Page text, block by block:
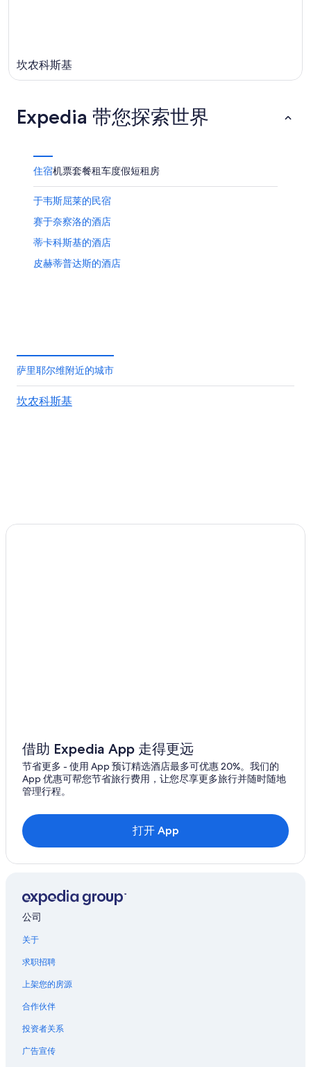
坎农科斯基
Expedia 带您探索世界
住宿机票套餐租车度假短租房
于韦斯屈莱的民宿
赛于奈察洛的酒店
蒂卡科斯基的酒店
皮赫蒂普达斯的酒店
萨里耶尔维附近的城市
坎农科斯基
借助 Expedia App 走得更远
节省更多 - 使用 App 预订精选酒店最多可优惠 20%。我们的
App 优惠可帮您节省旅行费用，让您尽享更多旅行并随时随地
管理行程。
打开 App
公司
关于
求职招聘
上架您的房源
合作伙伴
投资者关系
广告宣传